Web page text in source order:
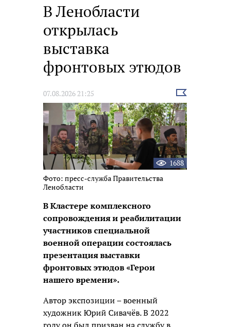
В Ленобласти
открылась
выставка
фронтовых этюдов
07.08.2026 21:25
Выбрать
новость
1688
Фото: пресс-служба Правительства
Ленобласти
В Кластере комплексного
сопровождения и реабилитации
участников специальной
военной операции состоялась
презентация выставки
фронтовых этюдов «Герои
нашего времени».
Автор экспозиции – военный
художник Юрий Сивачёв. В 2022